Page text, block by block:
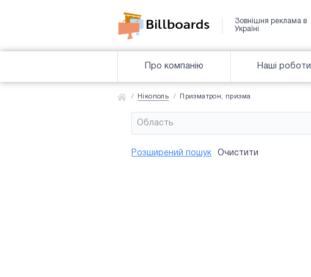
Зовнішня реклама в
Україні
Про компанію Наші роботи
Нікополь Призматрон, призма
Область
Район
Сторона
Усi Усi
Розширений пошук Очистити